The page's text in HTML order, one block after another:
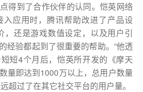
得到了合作伙伴的认同。恺英网络
应用时，腾讯帮助改进了产品设
，还是游戏数值设定，以及用户引
经验都起到了很重要的帮助。”他透
短4个月后，恺英所开发的《摩天
量即达到1000万以上，总用户数量
超过了在其它社交平台的用户量。